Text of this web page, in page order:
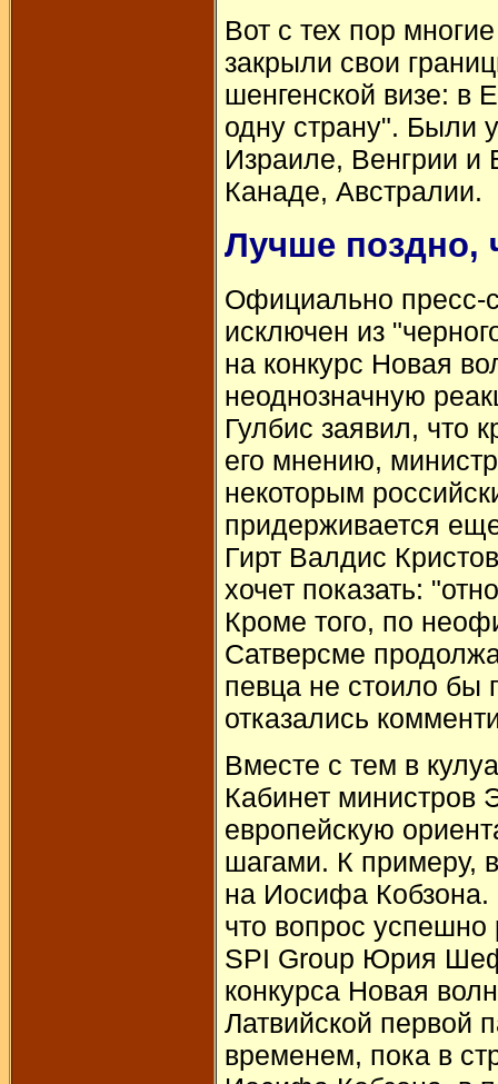
Вот с тех пор
закрыли свои
шенгенской визе: в
одну страну". Были
Израиле, Венгрии и
Канаде, Австралии.
Лучше поздно,
Официально пресс-
исключен из
на конкурс Новая
неоднозначную
Гулбис заявил, что
его мнению,
некоторым
придерживается
Гирт Валдис
хочет показать:
Кроме того, по
Сатверсме
певца не стоило бы
отказались
Вместе с тем в
Кабинет министров
европейскую
шагами. К примеру,
на Иосифа Кобзона.
что вопрос
SPI Group Юрия
конкурса Новая
Латвийской первой
временем, пока в